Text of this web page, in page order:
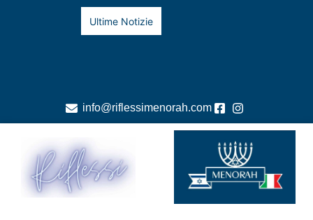
Ultime Notizie
info@riflessimenorah.com